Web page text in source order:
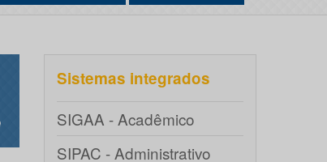
Sistemas integrados
SIGAA - Acadêmico
SIPAC - Administrativo